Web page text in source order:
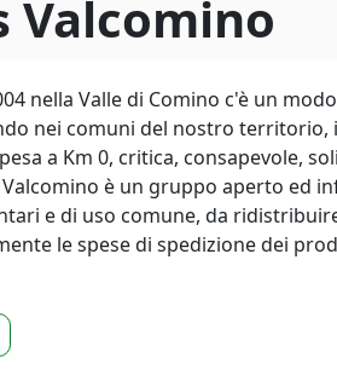
Valcomino
nella Valle di Comino c'è un
nei comuni del nostro territorio,
a Km 0, critica, consapevole,
Valcomino è un gruppo aperto ed
e di uso comune, da
le spese di spedizione dei